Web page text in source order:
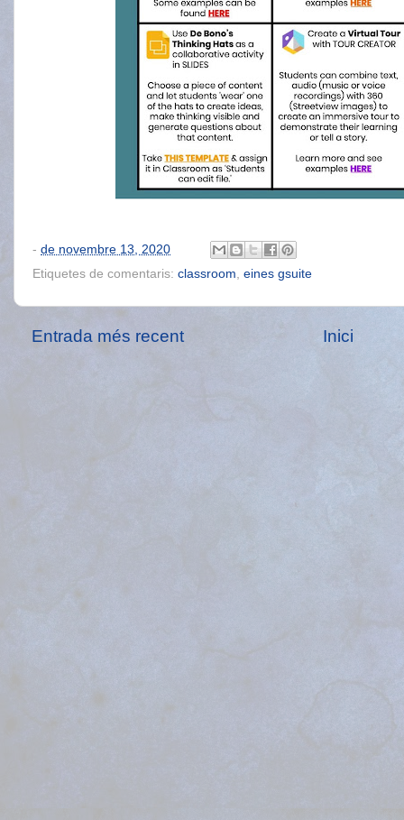
- de novembre 13, 2020
Etiquetes de comentaris: classroom, eines gsuite
Entrada més recent Inici